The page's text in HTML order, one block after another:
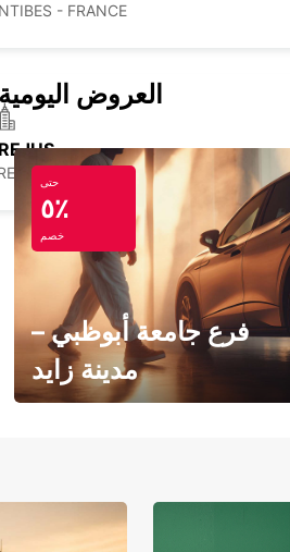
- FRANCE
- FRANCE
العروض
حتى
٥٪
خصم
فرع جامعة أبوظبي –
مدينة زايد